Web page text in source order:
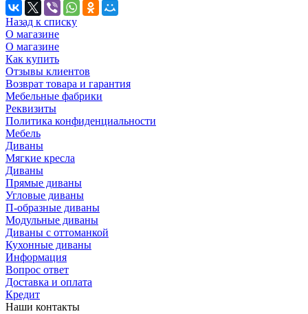
Назад к списку
О магазине
О магазине
Как купить
Отзывы клиентов
Возврат товара и гарантия
Мебельные фабрики
Реквизиты
Политика конфиденциальности
Мебель
Диваны
Мягкие кресла
Диваны
Прямые диваны
Угловые диваны
П-образные диваны
Модульные диваны
Диваны с оттоманкой
Кухонные диваны
Информация
Вопрос ответ
Доставка и оплата
Кредит
Наши контакты